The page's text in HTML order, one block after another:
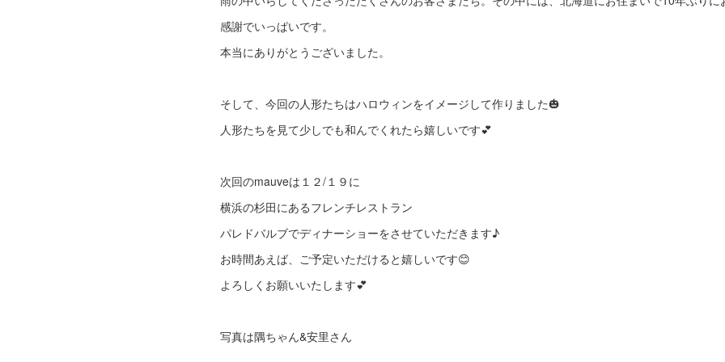
感謝でいっぱいです。
本当にありがとうございました。
そして、今回の人形たちはハロウィンをイメージして作りました🎃
人形たちを見て少しでも和んでくれたら嬉しいです💕
次回のmauveは１２/１９に
横浜の杉田にあるフレンチレストラン
パレドバルブでディナーショーをさせていただきます♪
お時間あえば、ご予定いただけると嬉しいです😊
よろしくお願いいたします💕
写真は隅ちゃん&安里さん